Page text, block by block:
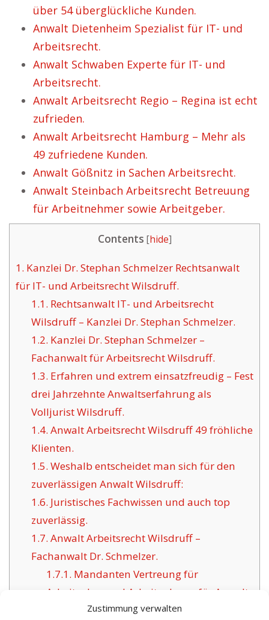
Zustimmung verwalten
über 54 überglückliche Kunden.
Anwalt Dietenheim Spezialist für IT- und
Arbeitsrecht.
Anwalt Schwaben Experte für IT- und
Arbeitsrecht.
Anwalt Arbeitsrecht Regio – Regina ist echt
zufrieden.
Anwalt Arbeitsrecht Hamburg – Mehr als
49 zufriedene Kunden.
Anwalt Gößnitz in Sachen Arbeitsrecht.
Anwalt Steinbach Arbeitsrecht Betreuung
für Arbeitnehmer sowie Arbeitgeber.
Contents [hide]
1. Kanzlei Dr. Stephan Schmelzer Rechtsanwalt
für IT- und Arbeitsrecht Wilsdruff.
1.1. Rechtsanwalt IT- und Arbeitsrecht
Wilsdruff – Kanzlei Dr. Stephan Schmelzer.
1.2. Kanzlei Dr. Stephan Schmelzer –
Fachanwalt für Arbeitsrecht Wilsdruff.
1.3. Erfahren und extrem einsatzfreudig – Fest
drei Jahrzehnte Anwaltserfahrung als
Volljurist Wilsdruff.
1.4. Anwalt Arbeitsrecht Wilsdruff 49 fröhliche
Klienten.
1.5. Weshalb entscheidet man sich für den
zuverlässigen Anwalt Wilsdruff:
1.6. Juristisches Fachwissen und auch top
zuverlässig.
1.7. Anwalt Arbeitsrecht Wilsdruff –
Fachanwalt Dr. Schmelzer.
1.7.1. Mandanten Vertreung für
Arbeitgeber und Arbeitnehmer für Anwalt
Arbeitsrecht Wilsdruff.